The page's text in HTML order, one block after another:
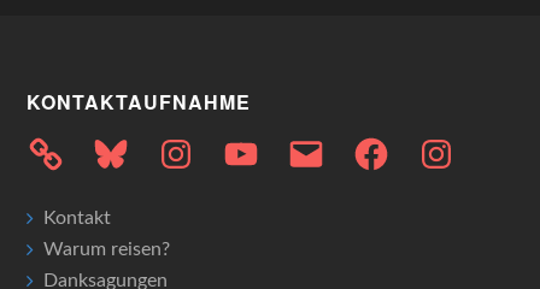
KONTAKTAUFNAHME
Bluesky InstagramYouTubeE-
Mail
FacebookInstagram
Kontakt
Warum reisen?
Danksagungen